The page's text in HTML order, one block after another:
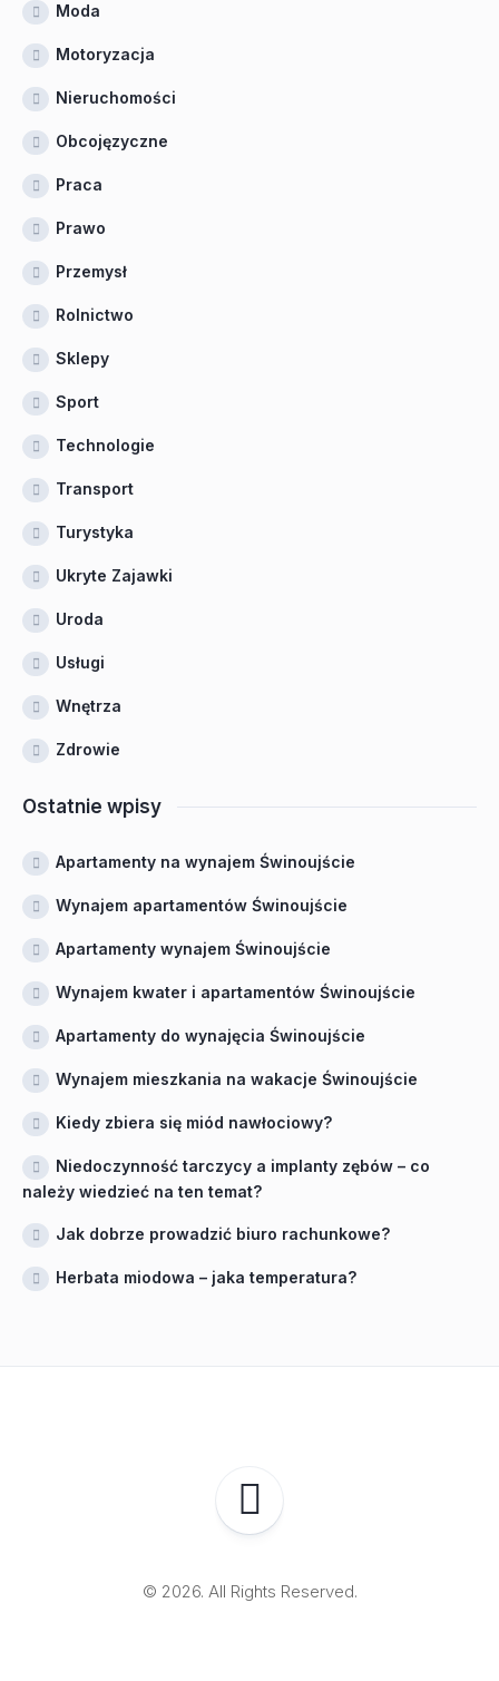
Moda
Motoryzacja
Nieruchomości
Obcojęzyczne
Praca
Prawo
Przemysł
Rolnictwo
Sklepy
Sport
Technologie
Transport
Turystyka
Ukryte Zajawki
Uroda
Usługi
Wnętrza
Zdrowie
Ostatnie wpisy
Apartamenty na wynajem Świnoujście
Wynajem apartamentów Świnoujście
Apartamenty wynajem Świnoujście
Wynajem kwater i apartamentów Świnoujście
Apartamenty do wynajęcia Świnoujście
Wynajem mieszkania na wakacje Świnoujście
Kiedy zbiera się miód nawłociowy?
Niedoczynność tarczycy a implanty zębów – co
należy wiedzieć na ten temat?
Jak dobrze prowadzić biuro rachunkowe?
Herbata miodowa – jaka temperatura?
© 2026. All Rights Reserved.